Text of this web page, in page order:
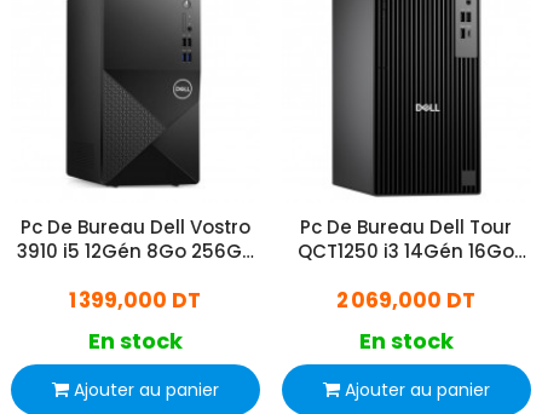
Pc De Bureau Dell Vostro
3910 i5 12Gén 8Go 256Go
1 399,000 DT
En stock
Ajouter au panier
Pc De Bureau Dell Tour
QCT1250 i3 14Gén 16Go
2 069,000 DT
En stock
Ajouter au panier